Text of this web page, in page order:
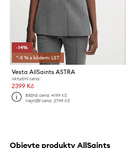
-14%
*-5 % s kódem: LST
Vesta AllSaints ASTRA
Aktuální cena:
2399 Kč
Běžná cena:4199 Kč
Nejnižší cena:2799 Kč
Objevte produkty AllSaints